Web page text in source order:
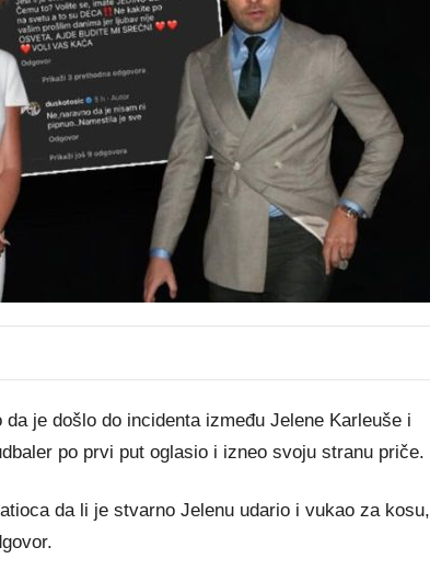
je došlo do incidenta između Jelene Karleuše i
po prvi put oglasio i izneo svoju stranu priče.
da li je stvarno Jelenu udario i vukao za kosu,